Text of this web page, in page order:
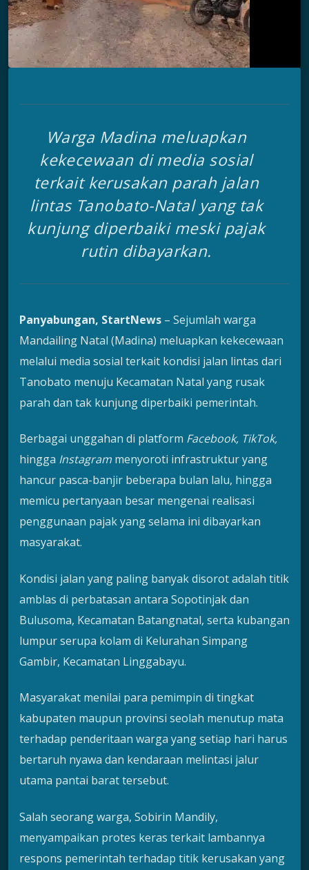
Warga Madina meluapkan
kekecewaan di media sosial
terkait kerusakan parah jalan
lintas Tanobato-Natal yang tak
kunjung diperbaiki meski pajak
rutin dibayarkan.
Panyabungan, StartNews – Sejumlah warga
Mandailing Natal (Madina) meluapkan kekecewaan
melalui media sosial terkait kondisi jalan lintas dari
Tanobato menuju Kecamatan Natal yang rusak
parah dan tak kunjung diperbaiki pemerintah.
Berbagai unggahan di platform Facebook, TikTok,
hingga Instagram menyoroti infrastruktur yang
hancur pasca-banjir beberapa bulan lalu, hingga
memicu pertanyaan besar mengenai realisasi
penggunaan pajak yang selama ini dibayarkan
masyarakat.
Kondisi jalan yang paling banyak disorot adalah titik
amblas di perbatasan antara Sopotinjak dan
Bulusoma, Kecamatan Batangnatal, serta kubangan
lumpur serupa kolam di Kelurahan Simpang
Gambir, Kecamatan Linggabayu.
Masyarakat menilai para pemimpin di tingkat
kabupaten maupun provinsi seolah menutup mata
terhadap penderitaan warga yang setiap hari harus
bertaruh nyawa dan kendaraan melintasi jalur
utama pantai barat tersebut.
Salah seorang warga, Sobirin Mandily,
menyampaikan protes keras terkait lambannya
respons pemerintah terhadap titik kerusakan yang